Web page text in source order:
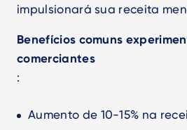
impulsionará sua receita
Benefícios comuns
comerciantes
:
Aumento de 10-15% na